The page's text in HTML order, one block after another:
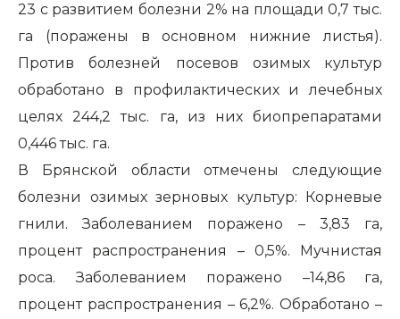
23 с развитием болезни 2% на площади 0,7 тыс.
га (поражены в основном нижние листья).
Против болезней посевов озимых культур
обработано в профилактических и лечебных
целях 244,2 тыс. га, из них биопрепаратами
0,446 тыс. га.
В Брянской области отмечены следующие
болезни озимых зерновых культур: Корневые
гнили. Заболеванием поражено – 3,83 га,
процент распространения – 0,5%. Мучнистая
роса. Заболеванием поражено –14,86 га,
процент распространения – 6,2%. Обработано –